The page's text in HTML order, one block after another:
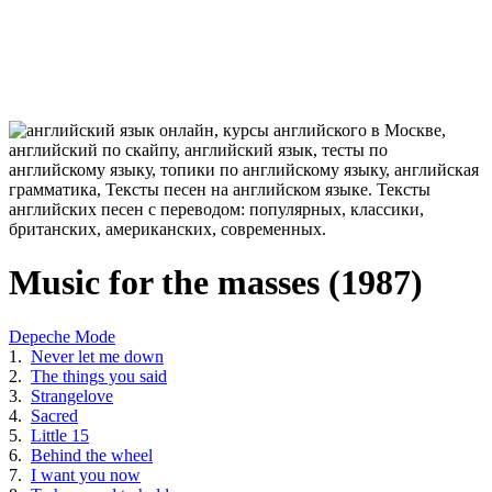
Music for the masses (1987)
Depeche Mode
1. Never let me down
2. The things you said
3. Strangelove
4. Sacred
5. Little 15
6. Behind the wheel
7. I want you now